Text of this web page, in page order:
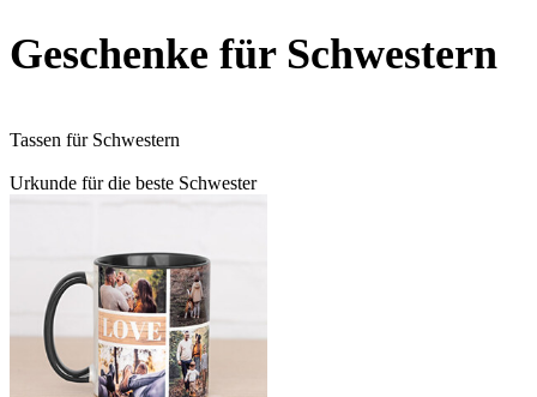
Geschenke für Schwestern
Tassen für Schwestern
Urkunde für die beste Schwester